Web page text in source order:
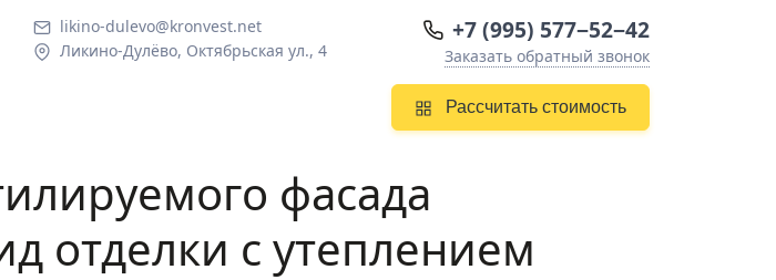
likino-dulevo@kronvest.net
Ликино-Дулёво, Октябрьская ул., 4
+7 (995) 577−52−42
Заказать обратный звонок
Рассчитать стоимость
фасада
отделки с утеплением